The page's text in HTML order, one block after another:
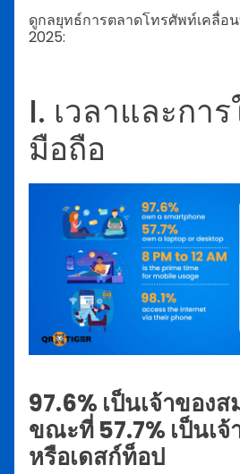
ดูกลยุทธ์การตลาดโทรศัพท์เคลื่อ
2025:
I. เวลาและกา
มือถือ
97.6% เป็นเจ้าของ
ขณะที่ 57.7% เป็นเ
หรือเดสก์ท็อป